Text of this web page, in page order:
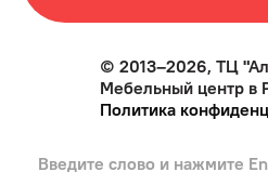
© 2013–2026, ТЦ
Мебельный центр в
Политика